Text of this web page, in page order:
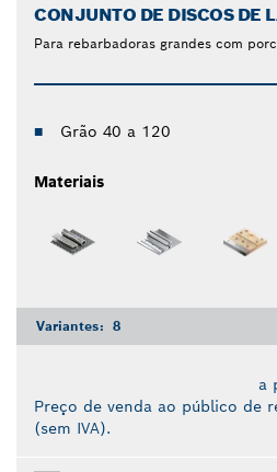
CONJUNTO DE DISCOS DE
Para rebarbadoras grandes com
Grão 40 a 120
Materiais
Variantes: 8
a
Preço de venda ao público de
(sem IVA).